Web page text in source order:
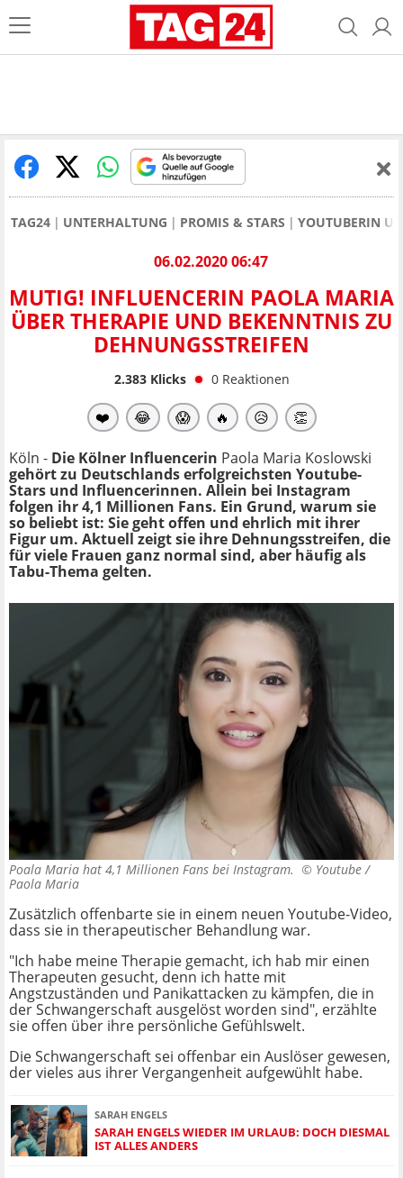
TAG24 UNTERHALTUNG PROMIS & STARS YOUTUBERIN
06.02.2020 06:47
MUTIG! INFLUENCERIN PAOLA MARIA
ÜBER THERAPIE UND BEKENNTNIS ZU
DEHNUNGSSTREIFEN
2.383Klicks 0 Reaktionen
❤️ 😂 😱 🔥 😥 👏
Köln - Die Kölner Influencerin Paola Maria Koslowski
gehört zu Deutschlands erfolgreichsten Youtube-
Stars und Influencerinnen. Allein bei Instagram
folgen ihr 4,1 Millionen Fans. Ein Grund, warum sie
so beliebt ist: Sie geht offen und ehrlich mit ihrer
Figur um. Aktuell zeigt sie ihre Dehnungsstreifen, die
für viele Frauen ganz normal sind, aber häufig als
Tabu-Thema gelten.
Poala Maria hat 4,1 Millionen Fans bei Instagram. © Youtube /
Paola Maria
Zusätzlich offenbarte sie in einem neuen Youtube-Video,
dass sie in therapeutischer Behandlung war.
"Ich habe meine Therapie gemacht, ich hab mir einen
Therapeuten gesucht, denn ich hatte mit
Angstzuständen und Panikattacken zu kämpfen, die in
der Schwangerschaft ausgelöst worden sind", erzählte
sie offen über ihre persönliche Gefühlswelt.
Die Schwangerschaft sei offenbar ein Auslöser gewesen,
der vieles aus ihrer Vergangenheit aufgewühlt habe.
SARAH ENGELS
SARAH ENGELS WIEDER IM URLAUB: DOCH DIESMAL
IST ALLES ANDERS